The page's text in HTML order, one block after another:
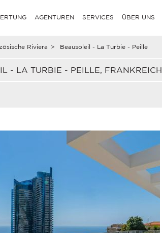
AGENTUREN SERVICES ÜBER UNS
Riviera > Beausoleil - La Turbie - Peille
- LA TURBIE - PEILLE, FRANKREICH